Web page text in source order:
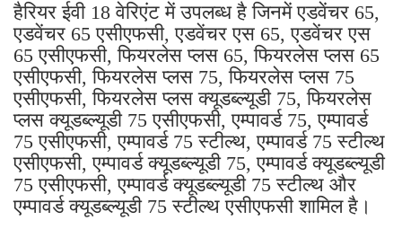
हैरियर ईवी 18 वेरिएंट में उपलब्ध है जिनमें एडवेंचर 65,
एडवेंचर 65 एसीएफसी, एडवेंचर एस 65, एडवेंचर एस
65 एसीएफसी, फियरलेस प्लस 65, फियरलेस प्लस 65
एसीएफसी, फियरलेस प्लस 75, ​​फियरलेस प्लस 75
एसीएफसी, फियरलेस प्लस क्यूडब्ल्यूडी 75, फियरलेस
प्लस क्यूडब्ल्यूडी 75 एसीएफसी, एम्पावर्ड 75, एम्पावर्ड
75 एसीएफसी, एम्पावर्ड 75 स्टील्थ, एम्पावर्ड 75 स्टील्थ
एसीएफसी, एम्पावर्ड क्यूडब्ल्यूडी 75, एम्पावर्ड क्यूडब्ल्यूडी
75 एसीएफसी, एम्पावर्ड क्यूडब्ल्यूडी 75 स्टील्थ और
एम्पावर्ड क्यूडब्ल्यूडी 75 स्टील्थ एसीएफसी शामिल है।